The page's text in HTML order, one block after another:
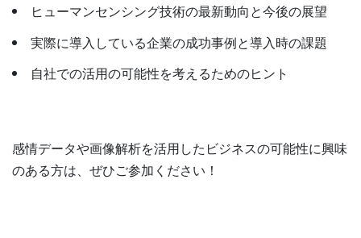
ヒューマンセンシング技術の最新動向と今後の展望
実際に導入している企業の成功事例と導入時の課題
自社での活用の可能性を考えるためのヒント
感情データや画像解析を活用したビジネスの可能性に興味
のある方は、ぜひご参加ください！